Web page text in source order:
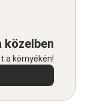
közelben
a környékén!